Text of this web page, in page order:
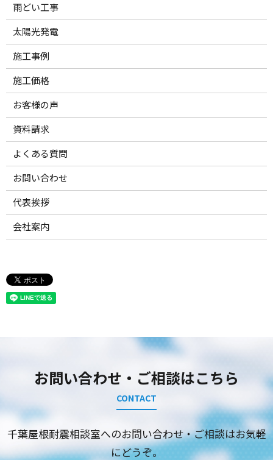
雨どい工事
太陽光発電
施工事例
施工価格
お客様の声
資料請求
よくある質問
お問い合わせ
代表挨拶
会社案内
お問い合わせ・ご相談はこちら
CONTACT
千葉屋根耐震相談室へのお問い合わせ・ご相談はお気軽
にどうぞ。